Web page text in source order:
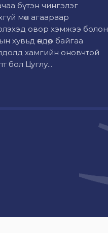
бүтэн чингэлэг
мөн агаараар
овор хэмжээ болон
хувьд өндөр байгаа
хамгийн оновчтой
бол Цуглу...